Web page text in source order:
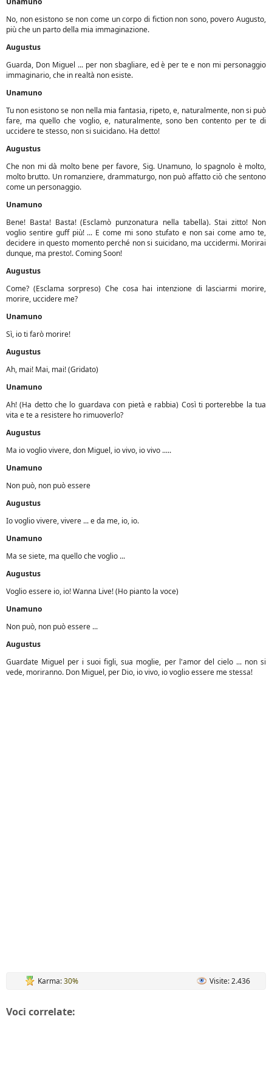
No, non esistono se non come un corpo di fiction non sono, povero Augusto,
più che un parto della mia immaginazione.
Augustus
Guarda, Don Miguel ... per non sbagliare, ed è per te e non mi personaggio
immaginario, che in realtà non esiste.
Unamuno
Tu non esistono se non nella mia fantasia, ripeto, e, naturalmente, non si può
fare, ma quello che voglio, e, naturalmente, sono ben contento per te di
uccidere te stesso, non si suicidano. Ha detto!
Augustus
Che non mi dà molto bene per favore, Sig. Unamuno, lo spagnolo è molto,
molto brutto. Un romanziere, drammaturgo, non può affatto ciò che sentono
come un personaggio.
Unamuno
Bene! Basta! Basta! (Esclamò punzonatura nella tabella). Stai zitto! Non
voglio sentire guff più! ... E come mi sono stufato e non sai come amo te,
decidere in questo momento perché non si suicidano, ma uccidermi. Morirai
dunque, ma presto!. Coming Soon!
Augustus
Come? (Esclama sorpreso) Che cosa hai intenzione di lasciarmi morire,
morire, uccidere me?
Unamuno
Sì, io ti farò morire!
Augustus
Ah, mai! Mai, mai! (Gridato)
Unamuno
Ah! (Ha detto che lo guardava con pietà e rabbia) Così ti porterebbe la tua
vita e te a resistere ho rimuoverlo?
Augustus
Ma io voglio vivere, don Miguel, io vivo, io vivo .....
Unamuno
Non può, non può essere
Augustus
Io voglio vivere, vivere ... e da me, io, io.
Unamuno
Ma se siete, ma quello che voglio ...
Augustus
Voglio essere io, io! Wanna Live! (Ho pianto la voce)
Unamuno
Non può, non può essere ...
Augustus
Guardate Miguel per i suoi figli, sua moglie, per l'amor del cielo ... non si
vede, moriranno. Don Miguel, per Dio, io vivo, io voglio essere me stessa!
Karma:30% Visite: 2.436
Voci correlate: